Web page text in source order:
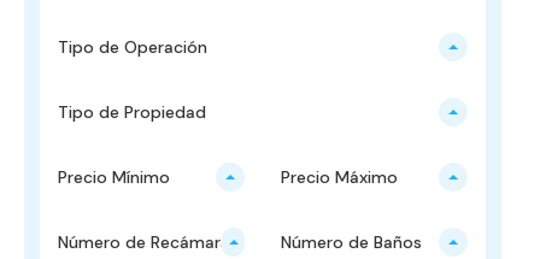
Tipo de Operación
Tipo de Propiedad
Precio Mínimo Precio Máximo
Número de Recámaras Número de Baños